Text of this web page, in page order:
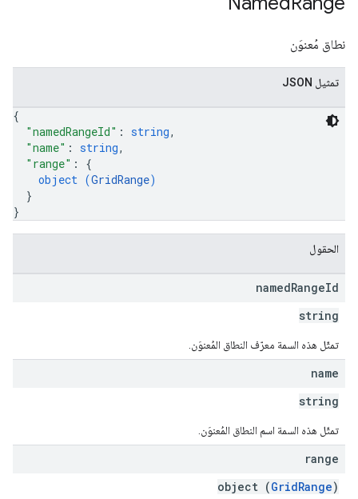
نطاق مُعنوَن
تمثيل JSON
{
"namedRangeId" : string,
"name" : string,
"range" : {
object (GridRange)
}
}
الحقول
namedRangeId
string
تمثّل هذه السمة معرّف النطاق المُعنوَن.
name
string
تمثّل هذه السمة اسم النطاق المُعنوَن.
range
object (GridRange)